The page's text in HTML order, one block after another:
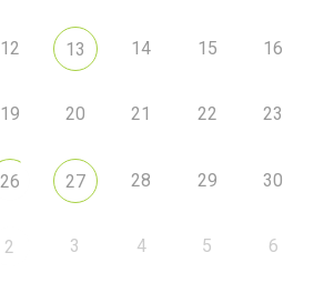
12 13 14 15 16
19 20 21 22 23
26 27 28 29 30
2 3 4 5 6